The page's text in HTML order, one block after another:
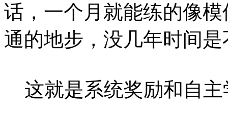
话，一个月就能练的像
通的地步，没几年时间
这就是系统奖励和自主